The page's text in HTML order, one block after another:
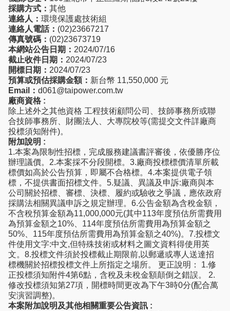
採購方式： 其他
連絡人： 環境保護處技術組
連絡人電話： (02)23667217
傳真號碼： (02)23673719
本網站公告日期： 2024/07/16
截止收件日期： 2024/07/23
開標日期： 2024/07/23
預算或預估採購金額： 新台幣 11,550,000 元
Email： d061@taipower.com.tw
廠商資格 :
除上述外之其他資格 工程技術顧問公司、技師事務所或聯
合技師事務所、財團法人、大專院校等(需提交文件詳廠商
投標須知附件)。
附加說明 :
1.本案為限制性招標，完成服務建議書評審後，依優勝序位
辦理議價。2.本案採不分段開標。3.廠商投標標價清單所載
標價如高於公告預算，即屬不合格標。4.本案提供電子領
標，不提供書面招標文件。5.疑議、異議及申訴:廠商與本
公司關於招標、審標、決標、履約或驗收之爭議，應依政府
採購法相關異議申訴之規定辦理。6.公告金額為含稅金額，
不含稅預算金額為11,000,000元(其中113年度預估所需費用
為預算金額之10%、114年度預估所需費用為預算金額之
50%、115年度預估所需費用為預算金額之40%)。7.投標文
件使用文字:中文,但特殊技術或材料之圖文資料得使用英
文。8.投標文件須於投標截止期限前,以郵遞或專人送達招
標機關於招標投標文件上所指定之場所。 更正說明： 1.修
正投標須知附件4第6點，含稅及未稅金額顛倒之錯誤。 2.
修改投標須知第27項，開標時間更改為下午3時0分(配合萬
安演習調整)。
本案附加說明及其他相關重要公告資訊 :